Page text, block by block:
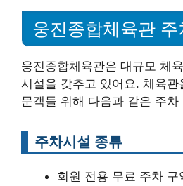
웅진종합체육관 주
웅진종합체육관은 대규모 체
시설을 갖추고 있어요. 체육
문객들 위해 다음과 같은 주차
주차시설 종류
회원 전용 무료 주차 구